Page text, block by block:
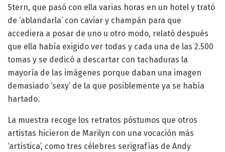
Stern, que pasó con ella varias horas en un hotel y trató
de ‘ablandarla’ con caviar y champán para que
accediera a posar de uno u otro modo, relató después
que ella había exigido ver todas y cada una de las 2.500
tomas y se dedicó a descartar con tachaduras la
mayoría de las imágenes porque daban una imagen
demasiado ‘sexy’ de la que posiblemente ya se había
hartado.
La muestra recoge los retratos póstumos que otros
artistas hicieron de Marilyn con una vocación más
‘artística’, como tres célebres serigrafías de Andy